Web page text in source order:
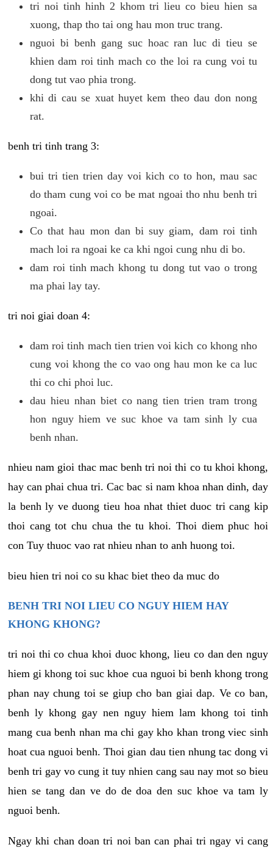
tri noi tinh hinh 2 khom tri lieu co bieu hien sa
xuong, thap tho tai ong hau mon truc trang.
nguoi bi benh gang suc hoac ran luc di tieu se
khien dam roi tinh mach co the loi ra cung voi tu
dong tut vao phia trong.
khi di cau se xuat huyet kem theo dau don nong
rat.
benh tri tinh trang 3:
bui tri tien trien day voi kich co to hon, mau sac
do tham cung voi co be mat ngoai tho nhu benh tri
ngoai.
Co that hau mon dan bi suy giam, dam roi tinh
mach loi ra ngoai ke ca khi ngoi cung nhu di bo.
dam roi tinh mach khong tu dong tut vao o trong
ma phai lay tay.
tri noi giai doan 4:
dam roi tinh mach tien trien voi kich co khong nho
cung voi khong the co vao ong hau mon ke ca luc
thi co chi phoi luc.
dau hieu nhan biet co nang tien trien tram trong
hon nguy hiem ve suc khoe va tam sinh ly cua
benh nhan.
nhieu nam gioi thac mac benh tri noi thi co tu khoi khong,
hay can phai chua tri. Cac bac si nam khoa nhan dinh, day
la benh ly ve duong tieu hoa nhat thiet duoc tri cang kip
thoi cang tot chu chua the tu khoi. Thoi diem phuc hoi
con Tuy thuoc vao rat nhieu nhan to anh huong toi.
bieu hien tri noi co su khac biet theo da muc do
BENH TRI NOI LIEU CO NGUY HIEM HAY
KHONG KHONG?
tri noi thi co chua khoi duoc khong, lieu co dan den nguy
hiem gi khong toi suc khoe cua nguoi bi benh khong trong
phan nay chung toi se giup cho ban giai dap. Ve co ban,
benh ly khong gay nen nguy hiem lam khong toi tinh
mang cua benh nhan ma chi gay kho khan trong viec sinh
hoat cua nguoi benh. Thoi gian dau tien nhung tac dong vi
benh tri gay vo cung it tuy nhien cang sau nay mot so bieu
hien se tang dan ve do de doa den suc khoe va tam ly
nguoi benh.
Ngay khi chan doan tri noi ban can phai tri ngay vi cang